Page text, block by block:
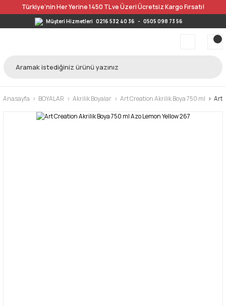
Türkiye’nin Her Yerine 1450 TL ve Üzeri Ücretsiz Kargo Fırsatı!
Müşteri Hizmetleri 0216 532 40 36 - 0505 098 73 56
Anasayfa BOYALAR Akrilik Boyalar Art Creation Akrilik Boya 750 ml Art